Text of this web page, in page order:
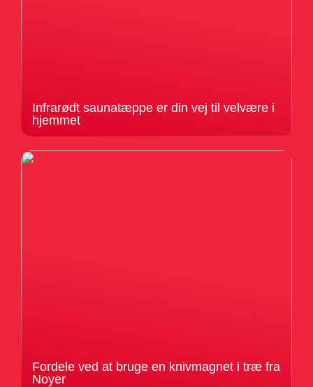
Infrarødt saunatæppe er din vej til velvære i
hjemmet
Fordele ved at bruge en knivmagnet i træ fra
Noyer